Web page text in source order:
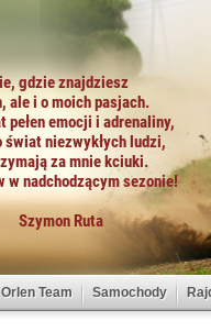
Orlen Team Samochody